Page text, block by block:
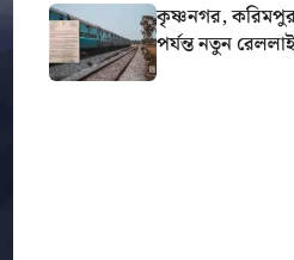
কৃষ্ণনগর,
পর্যন্ত নতুন